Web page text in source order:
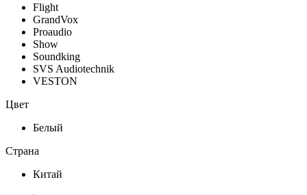
Flight
GrandVox
Proaudio
Show
Soundking
SVS Audiotechnik
VESTON
Цвет
Белый
Страна
Китай